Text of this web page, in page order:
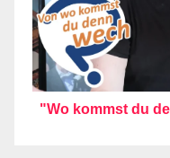
"Wo kommst du